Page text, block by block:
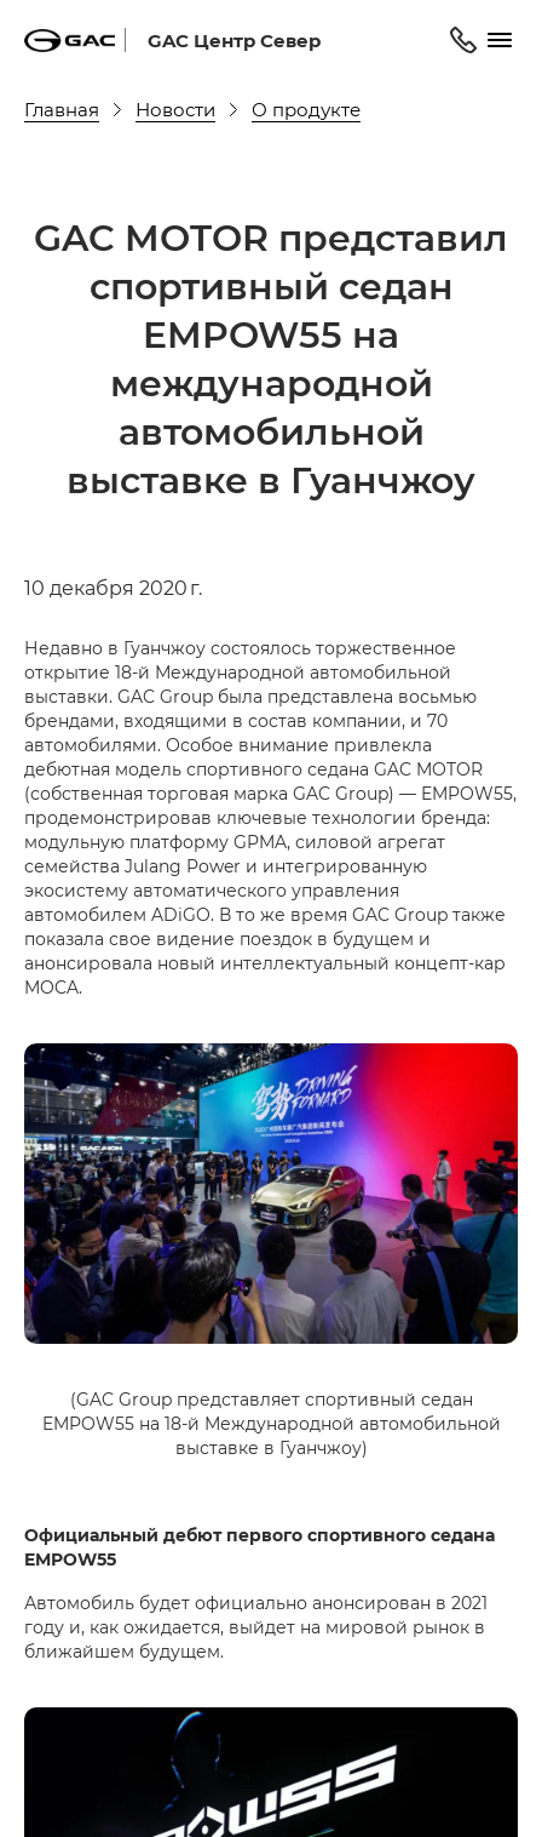
GAC Центр Север
Главная Новости О продукте
GAC MOTOR представил
спортивный седан
EMPOW55 на
международной
автомобильной
выставке в Гуанчжоу
10 декабря 2020 г.
Недавно в Гуанчжоу состоялось торжественное
открытие 18-й Международной автомобильной
выставки. GAC Group была представлена восьмью
брендами, входящими в состав компании, и 70
автомобилями. Особое внимание привлекла
дебютная модель спортивного седана GAC MOTOR
(собственная торговая марка GAC Group) — EMPOW55,
продемонстрировав ключевые технологии бренда:
модульную платформу GPMA, силовой агрегат
семейства Julang Power и интегрированную
экосистему автоматического управления
автомобилем ADiGO. В то же время GAC Group также
показала свое видение поездок в будущем и
анонсировала новый интеллектуальный концепт-кар
MOCA.
(GAC Group представляет спортивный седан
EMPOW55 на 18-й Международной автомобильной
выставке в Гуанчжоу)
Официальный дебют первого спортивного седана
EMPOW55
Автомобиль будет официально анонсирован в 2021
году и, как ожидается, выйдет на мировой рынок в
ближайшем будущем.